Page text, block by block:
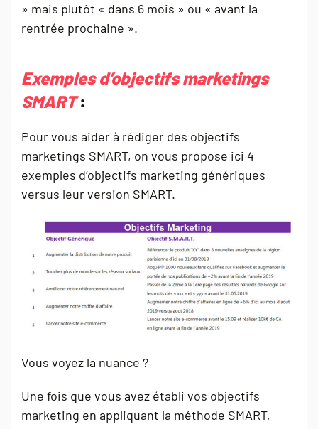
» mais plutôt « dans 6 mois » ou « avant la
rentrée prochaine ».
Exemples d’objectifs marketings
SMART:
Pour vous aider à rédiger des objectifs
marketings SMART, on vous propose ici 4
exemples d’objectifs marketing génériques
versus leur version SMART.
Vous voyez la nuance ?
Une fois que vous avez établi vos objectifs
marketing en appliquant la méthode SMART,